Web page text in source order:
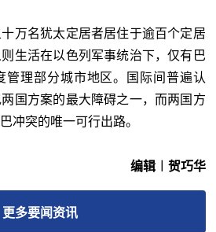
万名犹太定居者居住于逾百个定居
生活在以色列军事统治下，仅有巴
管理部分城市地区。国际间普遍认
国方案的最大障碍之一，而两国方
冲突的唯一可行出路。
编辑︱贺巧华
更多要闻资讯